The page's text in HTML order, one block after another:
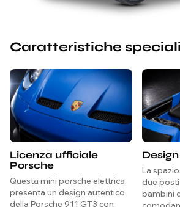
Caratteristiche speciali
Licenza ufficiale
Porsche
Questa mini porsche elettrica
presenta un design autentico
della Porsche 911 GT3 con
La
due
bambini